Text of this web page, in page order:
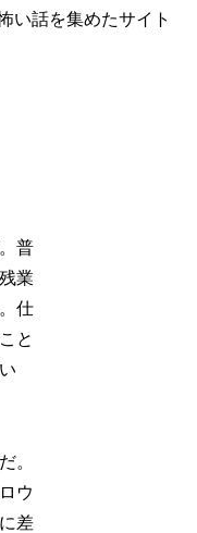
い話を集めたサイト
普
業
仕
と
。
ウ
差